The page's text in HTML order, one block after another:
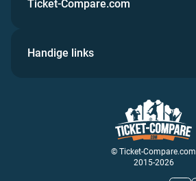
© Ticket-Compare.com
2015-2026
Ticket-Compare.com
Handige links